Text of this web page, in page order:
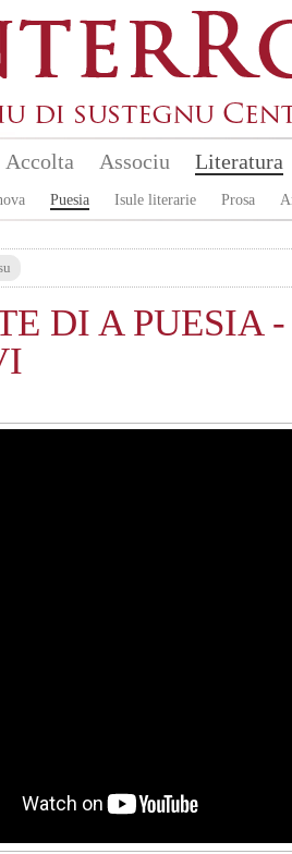
Accolta Associu Literatura
Puesia Isule literarie Prosa
DI A PUESIA -